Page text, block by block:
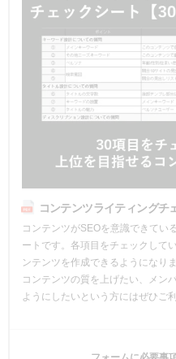
コンテンツライティングチ
コンテンツがSEOを意識できてい
ートです。各項目をチェックして
ンテンツを作成できるようになりま
コンテンツの質を上げたい、メン
ようにしたいという方にはぜひご